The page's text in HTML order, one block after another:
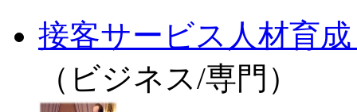
接客サービス人材育
（ビジネス/専門）